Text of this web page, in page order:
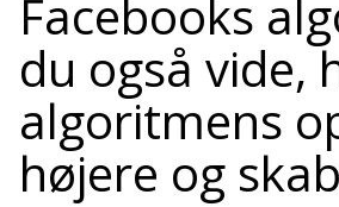
Facebooks
du også
algoritmens
højere og